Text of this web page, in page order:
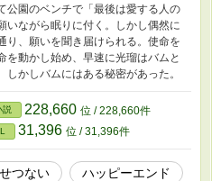
公園のベンチで「最後は愛する人の
いながら眠りに付く。しかし偶然に
り、願いを聞き届けられる。使命を
を動かし始め、早速に光瑠はバムと
かしバムにはある秘密があった。
説 228,660 位 / 228,660件
31,396 位 / 31,396件
せつない
ハッピーエンド